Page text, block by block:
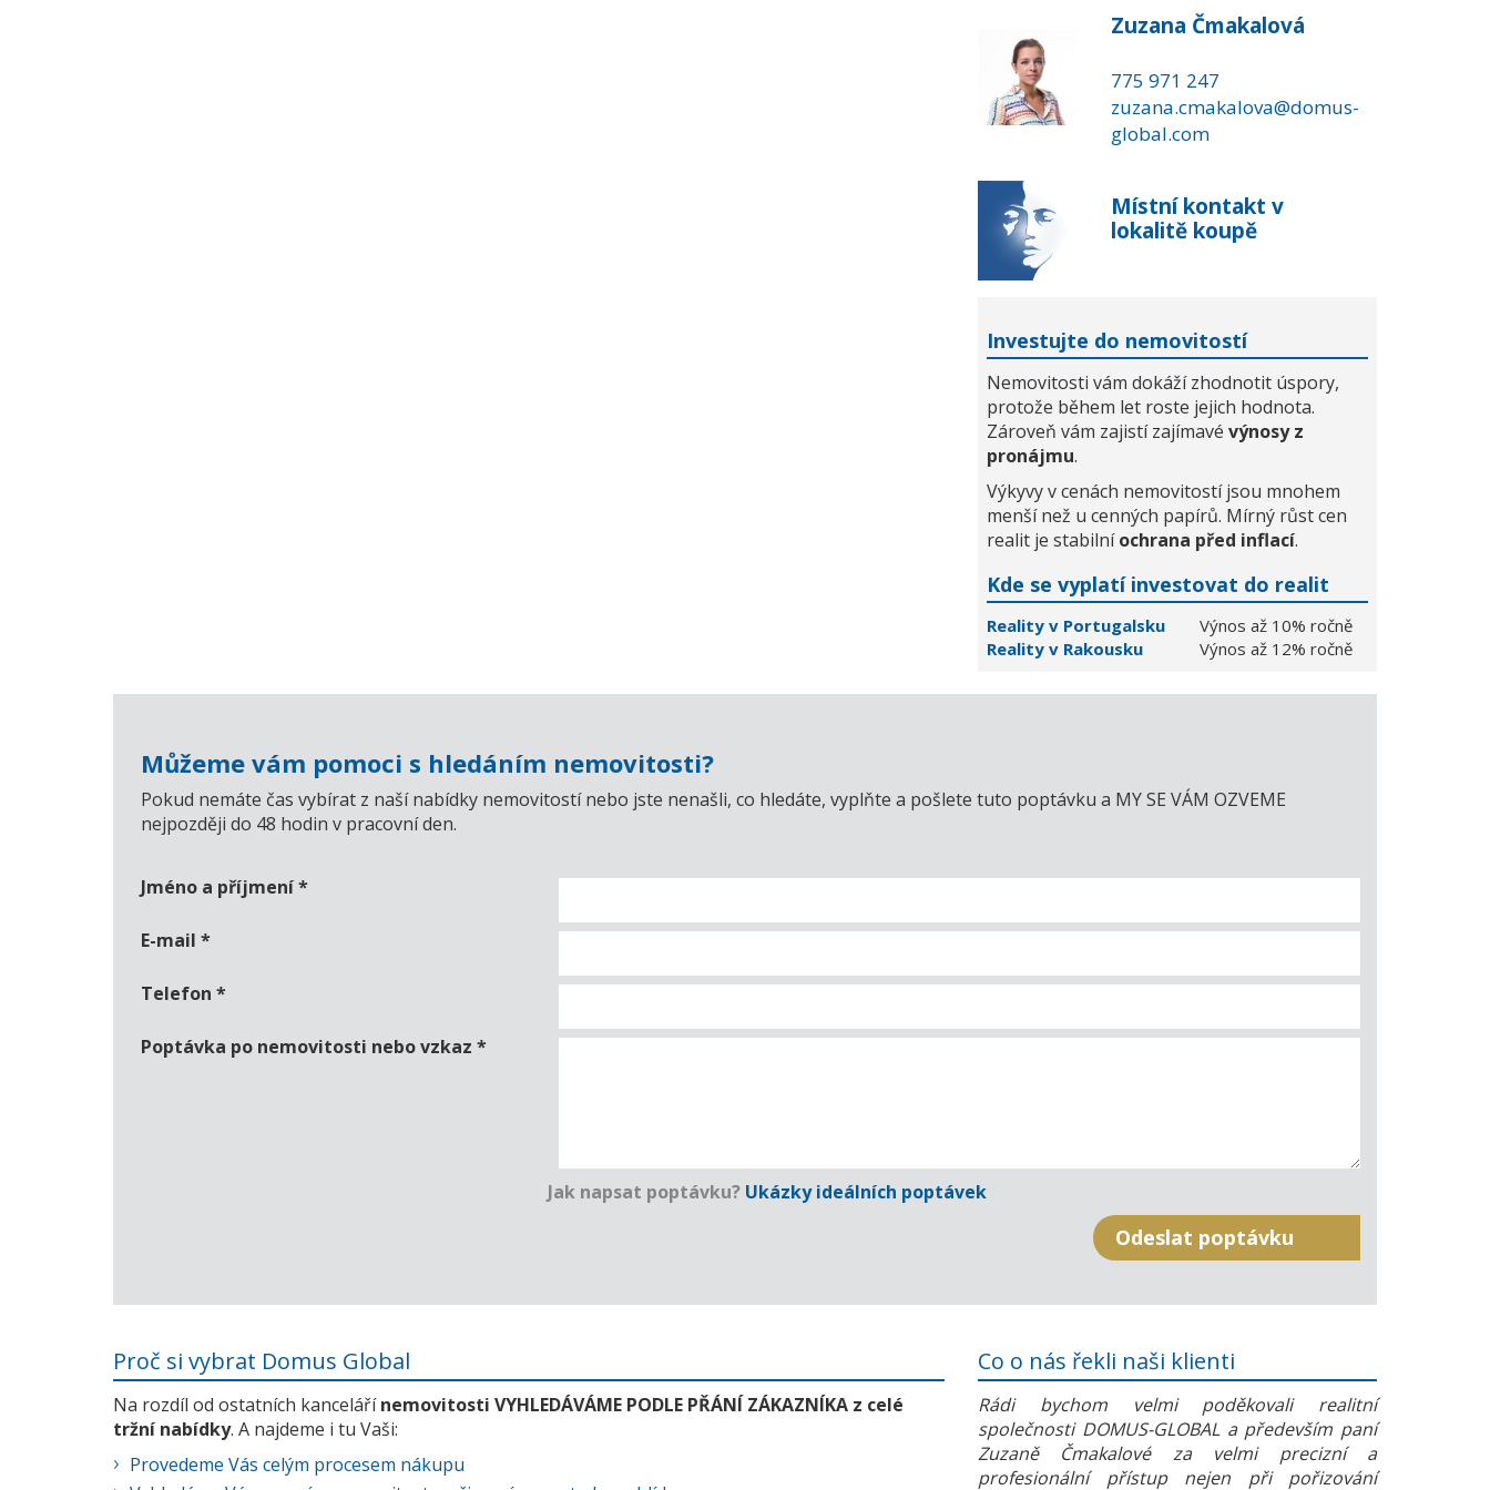
Zuzana Čmakalová
775 971 247
zuzana.cmakalova@domus-
global.com
Místní kontakt v
lokalitě koupě
Investujte do nemovitostí
Nemovitosti vám dokáží zhodnotit úspory,
protože během let roste jejich hodnota.
Zároveň vám zajistí zajímavé výnosy z
pronájmu.
Výkyvy v cenách nemovitostí jsou mnohem
menší než u cenných papírů. Mírný růst cen
realit je stabilníochrana před inflací.
Kde se vyplatí investovat do realit
Reality v Portugalsku
Výnos až 10% ročně
Reality v Rakousku
Výnos až 12% ročně
Můžeme vám pomoci s hledáním nemovitosti?
Pokud nemáte čas vybírat z naší nabídky nemovitostí nebo jste nenašli, co hledáte, vyplňte a pošlete tuto poptávku a MY SE VÁM OZVEME
nejpozději do 48 hodin v pracovní den.
Jméno a příjmení*
E-mail *
Telefon *
Poptávka po nemovitosti nebo vzkaz *
Jak napsat poptávku? Ukázky ideálních poptávek
Proč si vybrat Domus Global
Na rozdíl od ostatních kancelářínemovitosti VYHLEDÁVÁME PODLE PŘÁNÍ ZÁKAZNÍKA z celé
tržní nabídky. A najdeme i tu Vaši:
Provedeme Vás celým procesem nákupu
Co o nás řekli naši klienti
Rádi bychom velmi poděkovali realitní
společnosti DOMUS-GLOBAL a především paní
Zuzaně Čmakalové za velmi precizní a
profesionální přístup nejen při pořizování